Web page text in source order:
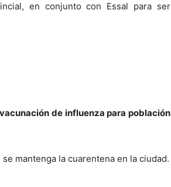
en conjunto con Essal para ser
de influenza para población
mantenga la cuarentena en la ciudad.